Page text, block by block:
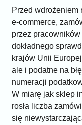
Przed wdrożeniem
e-commerce,
przez pracowników
dokładnego
krajów Unii
ale i podatne na
numeracji
W miarę jak sklep
rosła liczba
się